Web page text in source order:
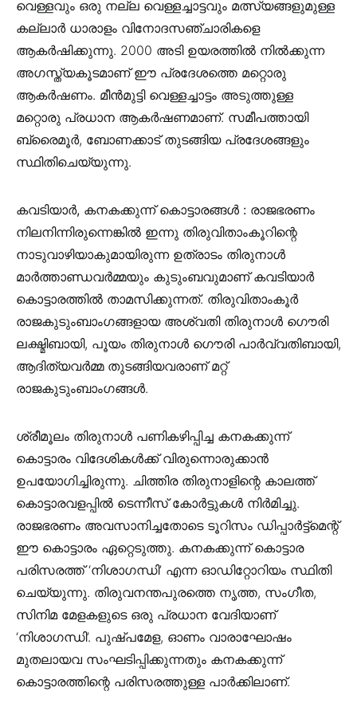
വെള്ളവും ഒരു നല്ല വെള്ളച്ചാട്ടവും മത്സ്യങ്ങളുമുള്ള
കല്ലാർ ധാരാളം വിനോദസഞ്ചാരികളെ
ആകർഷിക്കുന്നു. 2000 അടി ഉയരത്തിൽ നിൽക്കുന്ന
അഗസ്ത്യകൂടമാണ് ഈ പ്രദേശത്തെ മറ്റൊരു
ആകർഷണം. മീൻ‌മുട്ടി വെള്ളച്ചാട്ടം അടുത്തുള്ള
മറ്റൊരു പ്രധാന ആകർഷണമാണ്. സമീപത്തായി
ബ്രൈമൂർ, ബോണക്കാട് തുടങ്ങിയ പ്രദേശങ്ങളും
സ്ഥിതിചെയ്യുന്നു.
കവടിയാര്‍, കനകക്കുന്ന് കൊട്ടാരങ്ങള്‍ : രാജഭരണം
നിലനിന്നിരുന്നെങ്കില്‍ ഇന്നു തിരുവിതാംകൂറിന്റെ
നാടുവാഴിയാകുമായിരുന്ന ഉത്രാടം തിരുനാള്‍
മാര്‍ത്താണ്ഡവര്‍മ്മയും കുടുംബവുമാണ് കവടിയാര്‍
കൊട്ടാരത്തില്‍ താമസിക്കുന്നത്. തിരുവിതാംകൂര്‍
രാജകുടുംബാംഗങ്ങളായ അശ്വതി തിരുനാള്‍ ഗൌരി
ലക്ഷ്മിബായി, പൂയം തിരുനാള്‍ ഗൌരി പാര്‍വ്വതിബായി,
ആദിത്യവര്‍മ്മ തുടങ്ങിയവരാണ് മറ്റ്
രാജകുടുംബാംഗങ്ങള്‍.
ശ്രീമൂലം തിരുനാള്‍ പണികഴിപ്പിച്ച കനകക്കുന്ന്
കൊട്ടാരം വിദേശികള്‍ക്ക് വിരുന്നൊരുക്കാന്‍
ഉപയോഗിച്ചിരുന്നു. ചിത്തിര തിരുനാളിന്റെ കാലത്ത്
കൊട്ടാരവളപ്പില്‍ ടെന്നീസ് കോര്‍ട്ടുകള്‍ നിര്‍മിച്ചു.
രാജഭരണം അവസാനിച്ചതോടെ ടൂറിസം ഡിപ്പാര്‍ട്ട്മെന്റ്
ഈ കൊട്ടാരം ഏറ്റെടുത്തു. കനകക്കുന്ന് കൊട്ടാര
പരിസരത്ത് ‘നിശാഗന്ധി’ എന്ന ഓഡിറ്റോറിയം സ്ഥിതി
ചെയ്യുന്നു. തിരുവനന്തപുരത്തെ നൃത്ത, സംഗീത,
സിനിമ മേളകളുടെ ഒരു പ്രധാന വേദിയാണ്
‘നിശാഗന്ധി’. പുഷ്പമേള, ഓണം വാരാഘോഷം
മുതലായവ സംഘടിപ്പിക്കുന്നതും കനകക്കുന്ന്
കൊട്ടാരത്തിന്റെ പരിസരത്തുള്ള പാര്‍ക്കിലാണ്.